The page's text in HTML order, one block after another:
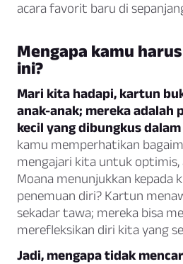
acara favorit baru di
Mengapa kamu
ini?
Mari kita hadapi, kartun
anak-anak; mereka adalah
kecil yang dibungkus
kamu memperhatikan
mengajari kita untuk optimis,
Moana menunjukkan kepada
penemuan diri? Kartun
sekadar tawa; mereka bisa
merefleksikan diri kita yang
Jadi, mengapa tidak